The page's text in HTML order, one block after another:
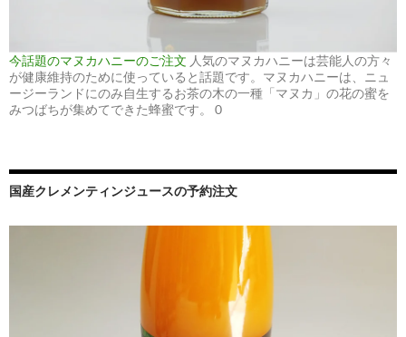
今話題のマヌカハニーのご注文 人気のマヌカハニーは芸能人の方々
が健康維持のために使っていると話題です。マヌカハニーは、ニュ
ージーランドにのみ自生するお茶の木の一種「マヌカ」の花の蜜を
みつばちが集めてできた蜂蜜です。 0
国産クレメンティンジュースの予約注文